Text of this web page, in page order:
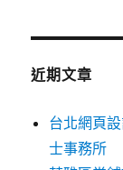
鍵
近期文章
台北網頁
士事務所